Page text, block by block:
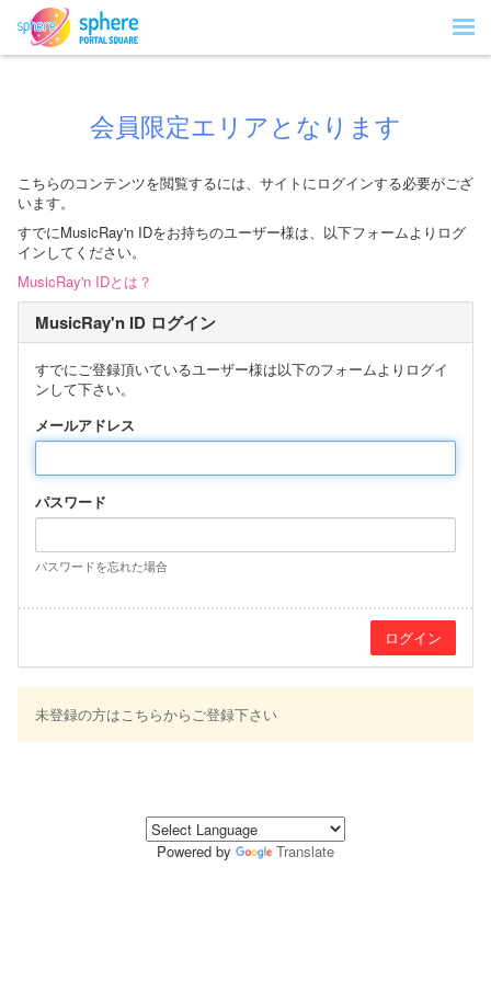
会員限定エリアとなります
こちらのコンテンツを閲覧するには、サイトにログインする必要がござ
います。
すでにMusicRay'n IDをお持ちのユーザー様は、以下フォームよりログ
インしてください。
MusicRay'n IDとは？
MusicRay'n ID ログイン
すでにご登録頂いているユーザー様は以下のフォームよりログイ
ンして下さい。
メールアドレス
パスワード
パスワードを忘れた場合
未登録の方はこちらからご登録下さい
Powered by Translate